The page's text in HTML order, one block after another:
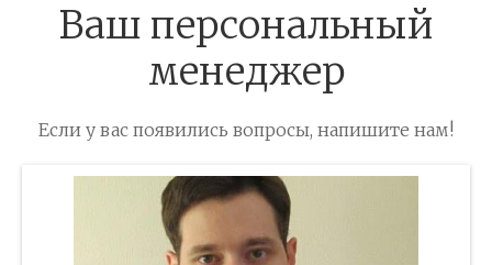
Ваш персональный
менеджер
Если у вас появились вопросы, напишите нам!